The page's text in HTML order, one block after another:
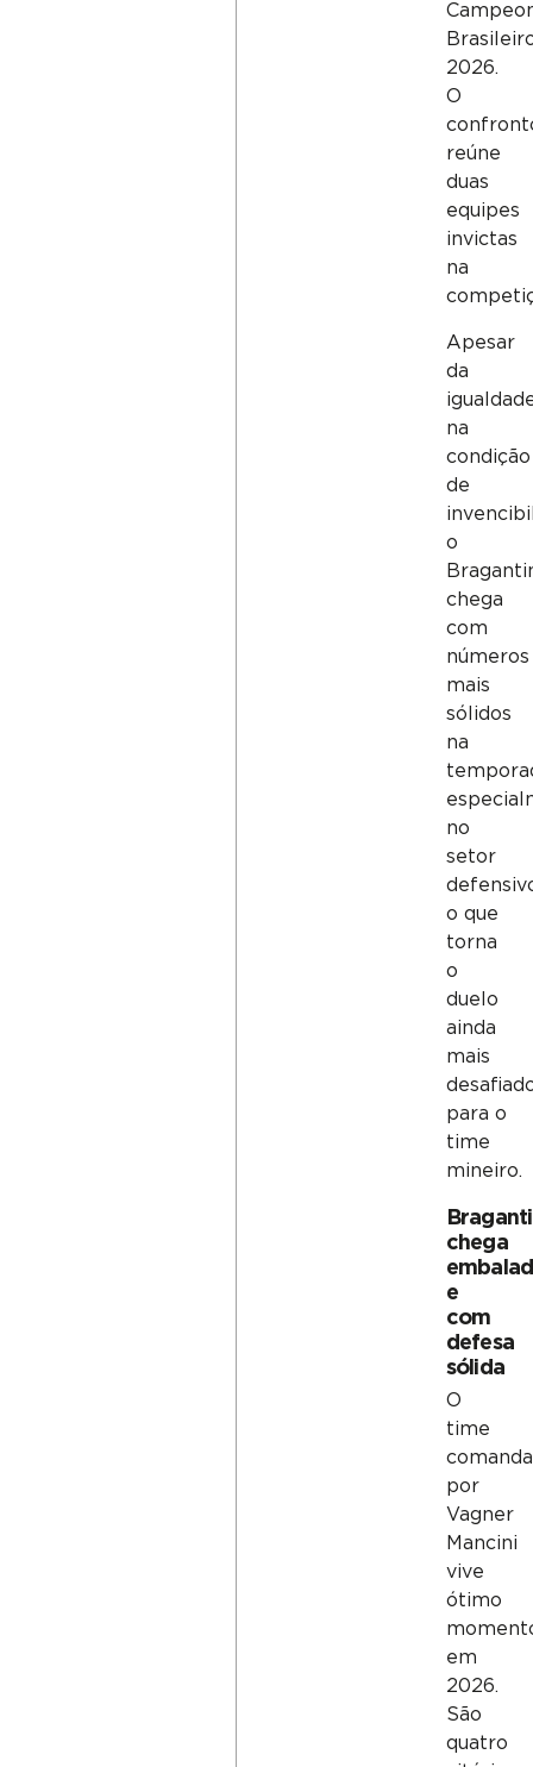
2026.
O
reúne
duas
equipes
invictas
na
Apesar
da
na
condição
de
o
chega
com
números
mais
sólidos
na
no
setor
o que
torna
o
duelo
ainda
mais
para o
time
mineiro.
chega
e
com
defesa
sólida
O
time
por
Vagner
Mancini
vive
ótimo
em
2026.
São
quatro